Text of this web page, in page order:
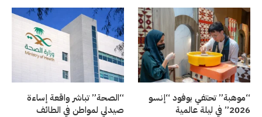
“موهبة” تحتفي بوفود “إنسو
2026” في ليلة عالمية
“الصحة” تباشر واقعة إساءة
صيدلي لمواطن في الطائف